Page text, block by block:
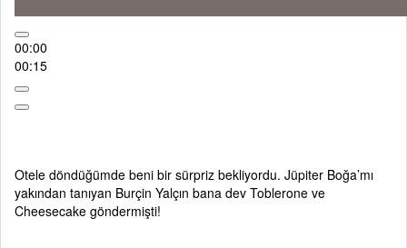
00:00
00:15
Otele döndüğümde beni bir sürpriz bekliyordu. Jüpiter Boğa’mı
yakından tanıyan Burçin Yalçın bana dev Toblerone ve
Cheesecake göndermişti!